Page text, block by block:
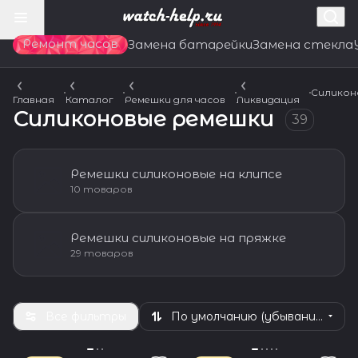
Ремонт часов Замена батарейкиЗамена стекла
Главная Каталог Ремешки для часов Ликвидация
Силиконовые ремешки 39
Ремешки силиконовые на клипсе
10 товаров
Ремешки силиконовые на пряжке
29 товаров
По умолчанию (убывание)